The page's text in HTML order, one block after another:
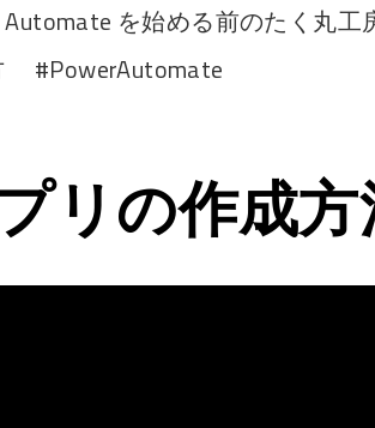
Automate を始める前のたく丸
#PowerAutomate
リの作成